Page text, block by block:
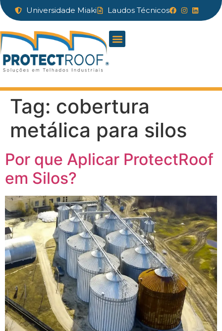
Universidade Miaki Laudos Técnicos
Tag: cobertura
metálica para silos
Por que Aplicar ProtectRoof
em Silos?